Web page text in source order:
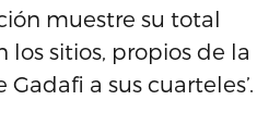
muestre su total
sitios, propios de la
a sus cuarteles’.